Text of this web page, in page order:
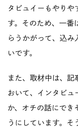
タビュイーもやりや
す。そのため、一番
らうかがって、込
いです。
また、取材中は、記
おいて、インタビュ
か、オチの話にでき
うにしています。そ